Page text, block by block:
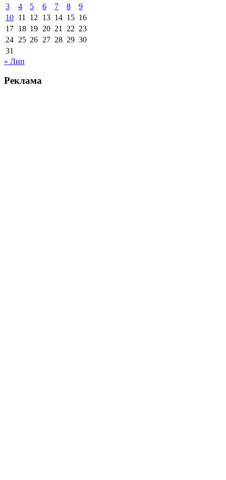
3
4 5 6 7 8
9
10 11 12 13 14 15 16
17 18 19 20 21 22 23
24 25 26 27 28 29 30
31
« Лип
Реклама